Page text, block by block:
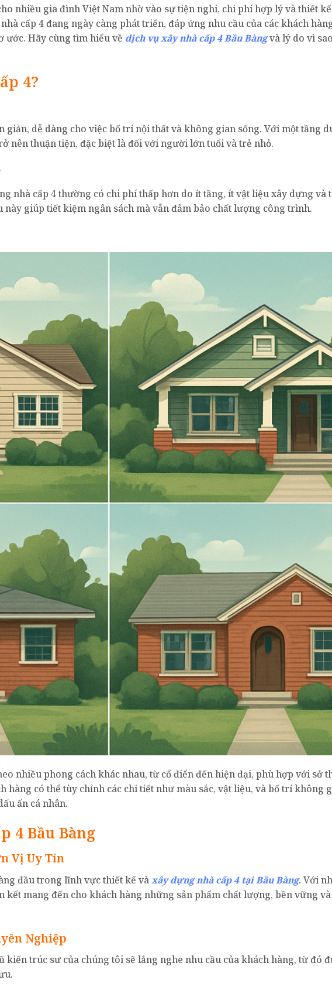
nhiều gia đình Việt Nam nhờ vào sự tiện nghi, chi phí hợp lý và thiết
cấp 4 đang ngày càng phát triển, đáp ứng nhu cầu của các khách
ước. Hãy cùng tìm hiểu về dịch vụ xây nhà cấp 4 Bầu Bàngvà lý do vì
4?
giản, dễ dàng cho việc bố trí nội thất và không gian sống. Với một tầng
nên thuận tiện, đặc biệt là đối với người lớn tuổi và trẻ nhỏ.
nhà cấp 4 thường có chi phí thấp hơn do ít tầng, ít vật liệu xây dựng và
giúp tiết kiệm ngân sách mà vẫn đảm bảo chất lượng công trình.
nhiều phong cách khác nhau, từ cổ điển đến hiện đại, phù hợp với sở
hàng có thể tùy chỉnh các chi tiết như màu sắc, vật liệu, và bố trí không
ấn cá nhân.
4 Bầu Bàng
Vị Uy Tín
đầu trong lĩnh vực thiết kế vàxây dựng nhà cấp 4 tại Bầu Bàng. Với
kết mang đến cho khách hàng những sản phẩm chất lượng, bền vững
Nghiệp
kiến trúc sư của chúng tôi sẽ lắng nghe nhu cầu của khách hàng, từ đó